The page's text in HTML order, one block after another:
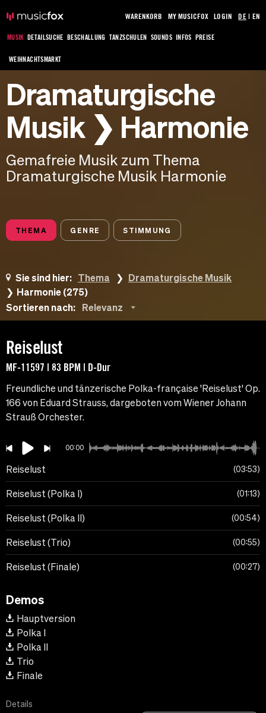
MUSIK DETAILSUCHE BESCHALLUNG TANZSCHULEN SOUNDS INFOS PREISE
WEIHNACHTSMARKT
WARENKORB MY MUSICFOX LOGIN DE| EN
Dramaturgische
Musik ❯ Harmonie
Gemafreie Musik zum Thema
Dramaturgische Musik Harmonie
THEMA GENRE STIMMUNG
Sie sind hier: Thema
Dramaturgische Musik
Harmonie (275)
Sortieren nach:
Relevanz
Reiselust
MF-11597 | 83 BPM | D-Dur
Freundliche und tänzerische Polka-française 'Reiselust' Op.
166 von Eduard Strauss, dargeboten vom Wiener Johann
Strauß Orchester.
00:00
Reiselust 03:53
Reiselust (Polka I) 01:13
Reiselust (Polka II) 00:54
Reiselust (Trio) 00:55
Reiselust (Finale) 00:27
Demos
Hauptversion
Polka I
Polka II
Trio
Finale
Details